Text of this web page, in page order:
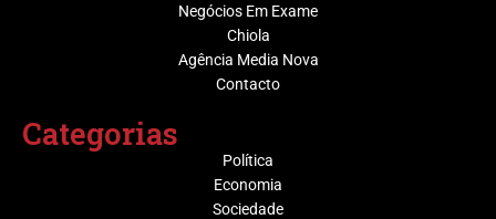
Negócios Em Exame
Chiola
Agência Media Nova
Contacto
Categorias
Política
Economia
Sociedade